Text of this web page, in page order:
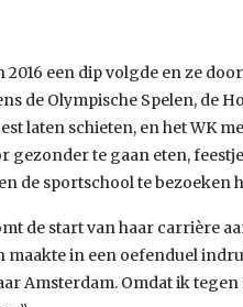
2016 een dip volgde en ze
de Olympische Spelen, de
laten schieten, en het WK
gezonder te gaan eten,
de sportschool te bezoeken
de start van haar carrière
maakte in een oefenduel
Amsterdam. Omdat ik